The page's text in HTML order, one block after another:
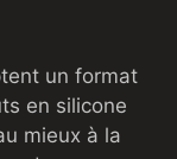
un format
en silicone
mieux à la